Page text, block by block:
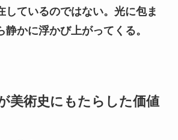
しているのではない。光に包ま
かに浮かび上がってくる。
美術史にもたらした価値